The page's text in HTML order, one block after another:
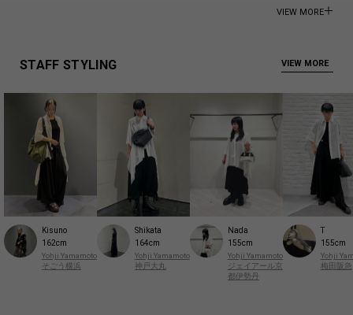
商品についてよくあるお問い合わせはこちら
VIEW MORE
STAFF STYLING VIEW MORE
Kisuno
162cm
Yohji Yamamoto
そごう横浜
Shikata
164cm
Yohji Yamamoto
神戸大丸
Nada
155cm
Yohji Yamamoto
ジェイアール京
都伊勢丹
T
155cm
Yohji
梅田阪急